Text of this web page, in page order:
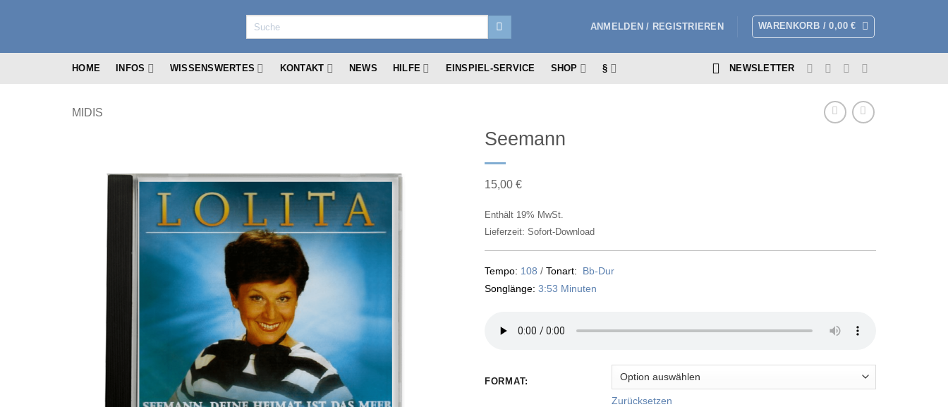
ANMELDEN / REGISTRIEREN WARENKORB /0,00€
HOME INFOS WISSENSWERTES KONTAKT NEWS HILFE EINSPIEL-SERVICE SHOP § NEWSLETTER
MIDIS
Seemann
15,00 €
Enthält 19% MwSt.
Lieferzeit: Sofort-Download
Tempo: 108 / Tonart:
Bb-Dur
Songlänge: 3:53 Minuten
FORMAT:
Zurücksetzen